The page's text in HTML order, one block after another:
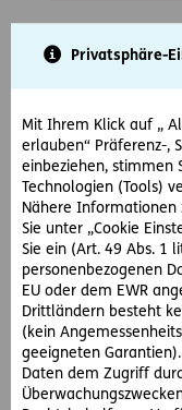
Privatsphäre-
Mit Ihrem Klick auf „
erlauben“ Präferenz-,
einbeziehen, stimmen
Technologien (Tools)
Nähere Informationen
Sie unter „Cookie
Sie ein (Art. 49 Abs. 1
personenbezogenen
EU oder dem EWR
Drittländern besteht
(kein
geeigneten
Daten dem Zugriff
Nach einem
eigene Kfz-
eines (Mit-
gegnerische Kfz-
Sofern vorhanden
Kaskoversicherung
Meldung an eine
ist sinnvoll.
Bei dieser
die monatlichen
zu möglichen
einen